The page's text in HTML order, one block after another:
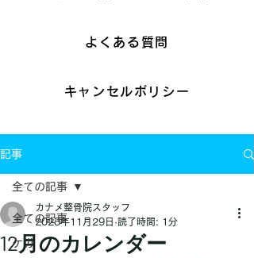
よくある質問
キャンセルポリシー
記事
全ての記事
ケガ
全ての記事
12月のカレンダー
カナメ整骨院スタッフ
2023年11月29日 読了時間: 1分